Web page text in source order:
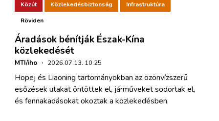
Közút Közlekedésbiztonság Infrastruktúra
Röviden
Áradások bénítják Észak-Kína
közlekedését
MTI/iho · 2026.07.13. 10:25
Hopej és Liaoning tartományokban az özönvízszerű
esőzések utakat öntöttek el, járműveket sodortak el,
és fennakadásokat okoztak a közlekedésben.